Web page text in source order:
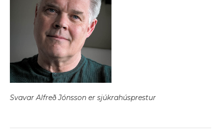
Svavar Alfreð Jónsson er sjúkrahúsprestur